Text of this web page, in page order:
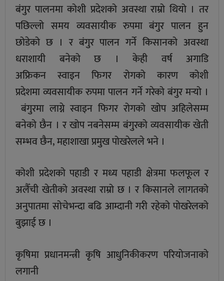
बंगुर पालनमा कोशी प्रदेशको अवस्था राम्रो थियो । तर
पछिल्लो समय व्यवसायीक रुपमा बंगुर पालन हुन
छोडेको छ । र बंगुर पालन गर्ने किसानको अवस्था
धराशायी बनेको छ । केही वर्ष अगाडि
अफ्रिकन स्वाइन फिगर रोगको कारण कोशी
प्रदेशमा व्यवसायीक रुपमा पालन गर्ने गरेको बंगुर मर्‍यो ।
बंगुरमा लाग्ने स्वाइन फिगर रोगको खोप अहिलेसम्म
बनेको छैन । र खोप नबनेसम्म बंगुरको व्यवसायीक खेती
सम्भव छैन, महाशाखा प्रमुख पोखरेलले भने ।
कोशी प्रदेशको पहाडी र मध्य पहाडी क्षेत्रमा फलफूल र
अलैँची खेतीको अवस्था राम्रो छ । र किसानले लागतको
अनुपातमा सोचेभन्दा बढि आम्दानी गरी रहेको पोखरेलको
बुझाई छ ।
कृषिमा प्रधानमन्त्री कृषि आधुनिकीकरण परियोजनाको
लगानी